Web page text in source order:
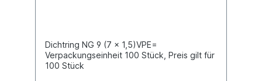
Dichtring NG 9 (7 x 1,5)VPE=
Verpackungseinheit 100 Stück, Preis gilt für
100 Stück